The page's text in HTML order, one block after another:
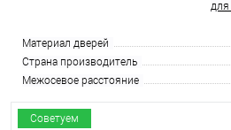
Материал дверей
для
Страна производитель
Межосевое расстояние
Советуем